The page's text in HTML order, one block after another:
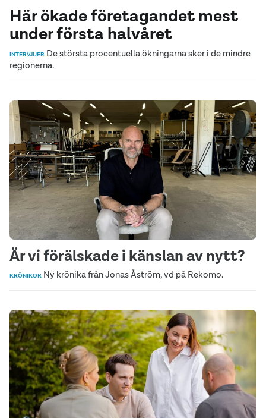
Här ökade företagandet mest
under första halvåret
INTERVJUER De största procentuella ökningarna sker i de mindre
regionerna.
Är vi förälskade i känslan av nytt?
KRÖNIKOR Ny krönika från Jonas Åström, vd på Rekomo.